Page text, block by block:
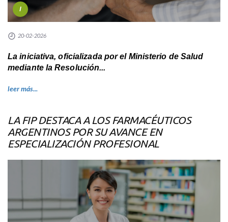
I
20-02-2026
La iniciativa, oficializada por el Ministerio de Salud
mediante la Resolución...
leer más...
LA FIP DESTACA A LOS FARMACÉUTICOS
ARGENTINOS POR SU AVANCE EN
ESPECIALIZACIÓN PROFESIONAL